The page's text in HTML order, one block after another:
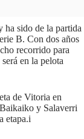
ha sido de la partida
B. Con dos años
recorrido para
en la pelota
de Vitoria en
y Salaverri
etapa.i